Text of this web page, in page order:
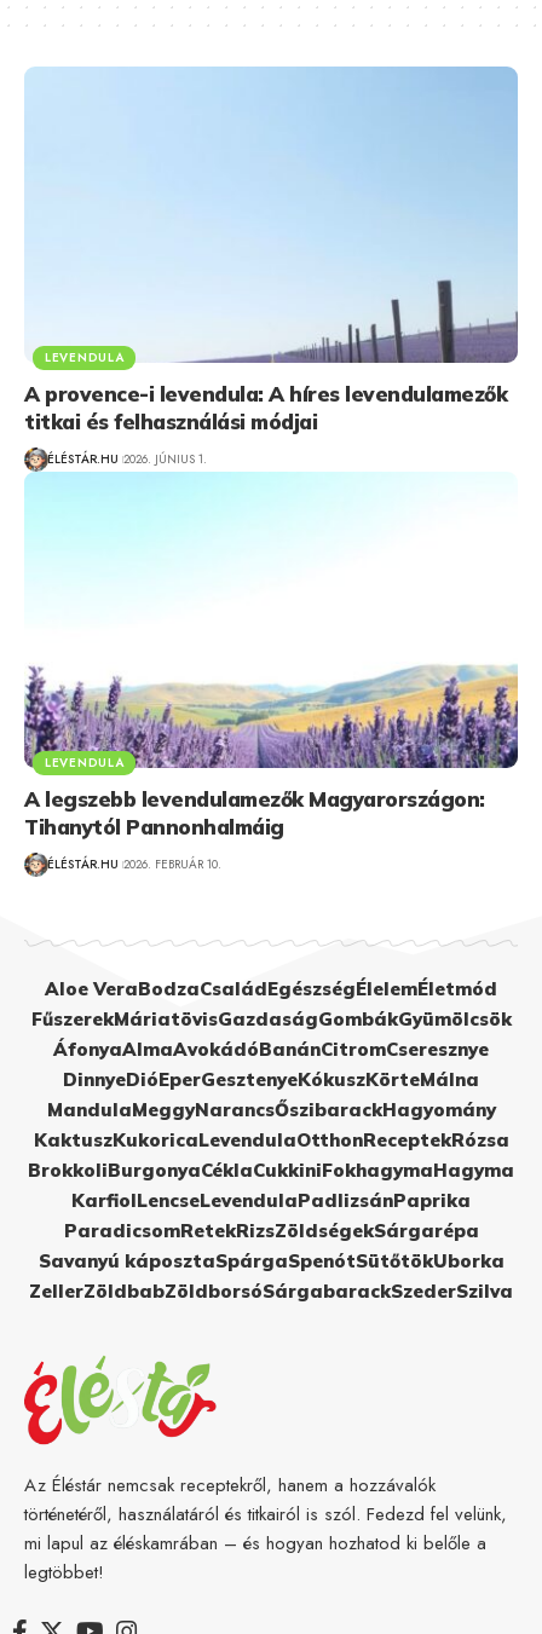
LEVENDULA
A provence-i levendula: A híres levendulamezők
titkai és felhasználási módjai
ÉLÉSTÁR.HU 2026. JÚNIUS 1.
LEVENDULA
A legszebb levendulamezők Magyarországon:
Tihanytól Pannonhalmáig
ÉLÉSTÁR.HU 2026. FEBRUÁR 10.
Aloe VeraBodzaCsaládEgészségÉlelemÉletmód
FűszerekMáriatövisGazdaságGombákGyümölcsök
ÁfonyaAlmaAvokádóBanánCitromCseresznye
DinnyeDióEperGesztenyeKókuszKörteMálna
MandulaMeggyNarancsŐszibarackHagyomány
KaktuszKukoricaLevendulaOtthonReceptekRózsa
BrokkoliBurgonyaCéklaCukkiniFokhagymaHagyma
KarfiolLencseLevendulaPadlizsánPaprika
ParadicsomRetekRizsZöldségekSárgarépa
Savanyú káposztaSpárgaSpenótSütőtökUborka
ZellerZöldbabZöldborsóSárgabarackSzederSzilva
Az Éléstár nemcsak receptekről, hanem a hozzávalók
történetéről, használatáról és titkairól is szól. Fedezd fel velünk,
mi lapul az éléskamrában – és hogyan hozhatod ki belőle a
legtöbbet!